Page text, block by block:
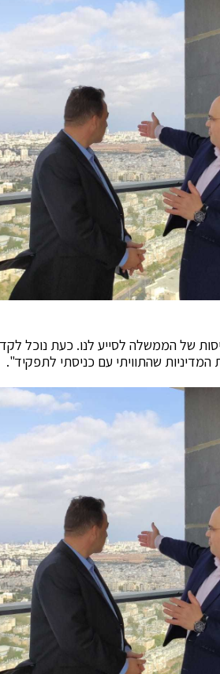
של הממשלה לסייע לנו. כעת נוכל
המדיניות שהתוויתי עם כניסתי לתפקיד".